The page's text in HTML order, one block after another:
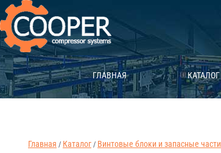
ГЛАВНАЯ КАТАЛОГ
Главная / Каталог / Винтовые блоки и запасные части